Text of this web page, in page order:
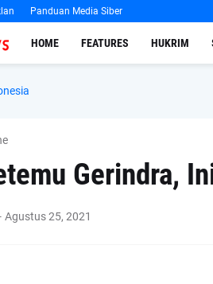
Panduan Media Siber
HOME FEATURES HUKRIM
Gerindra,
Agustus 25, 2021